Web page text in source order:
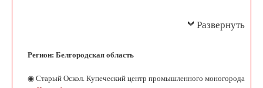
Развернуть
Регион: Белгородская область
◉ Старый Оскол. Купеческий центр промышленного моногорода